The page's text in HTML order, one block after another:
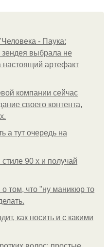
- Паука:
выбрала не
настоящий артефакт
компании сейчас
своего контента,
а тут очередь на
90 х и получай
том, что "ну маникюр то
как носить и с какими